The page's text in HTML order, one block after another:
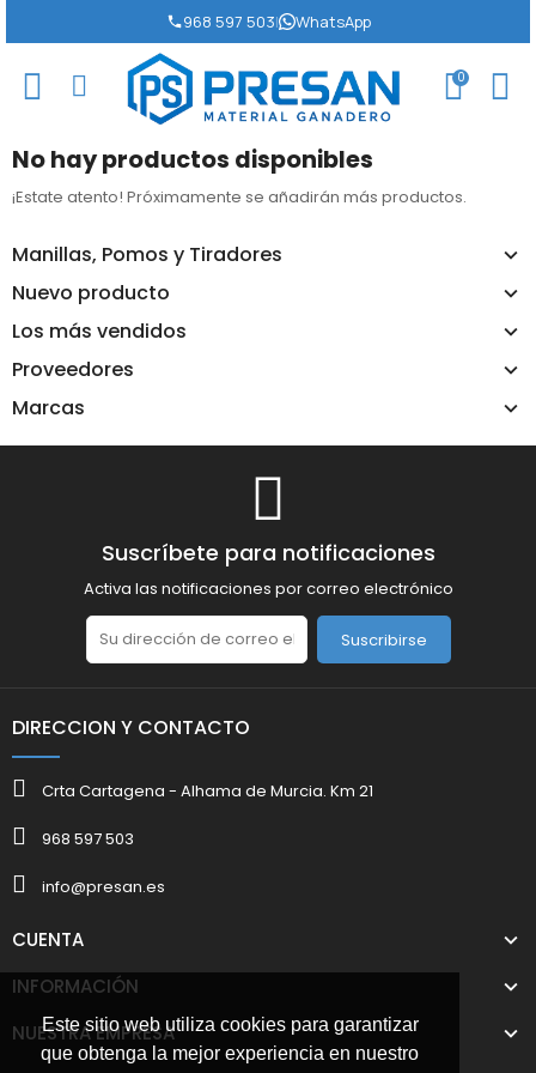
Este sitio web utiliza cookies para garantizar
que obtenga la mejor experiencia en nuestro
968 597 503| WhatsApp
0
Manillas, Pomos y Tiradores
Nuevo producto
Los más vendidos
Proveedores
Marcas
No hay productos disponibles
¡Estate atento! Próximamente se añadirán más productos.
Suscríbete para notificaciones
Activa las notificaciones por correo electrónico
Suscribirse
DIRECCION Y CONTACTO
Crta Cartagena - Alhama de Murcia. Km 21
968 597 503
info@presan.es
CUENTA
INFORMACIÓN
NUESTRA EMPRESA